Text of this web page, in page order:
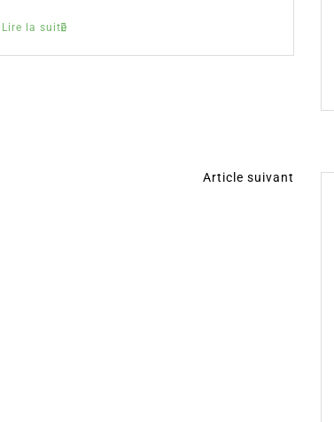
Lire la suite
Article suivant